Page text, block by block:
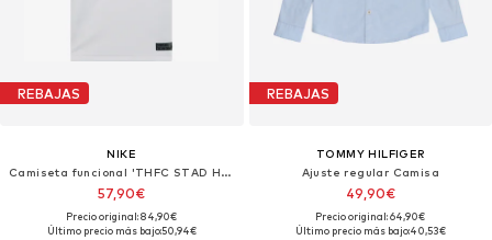
REBAJAS
NIKE
Camiseta funcional 'THFC STAD HM'
57,90€
Precio original: 84,90€
Último precio más bajo:50,94€
REBAJAS
TOMMY HILFIGER
Ajuste regular Camisa
49,90€
Precio original: 64,90€
Último precio más bajo:40,53€